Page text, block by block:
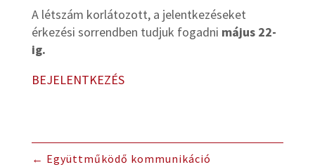
A létszám korlátozott, a jelentkezéseket
érkezési sorrendben tudjuk fogadni május 22-
ig.
BEJELENTKEZÉS
← Együttműködő kommunikáció